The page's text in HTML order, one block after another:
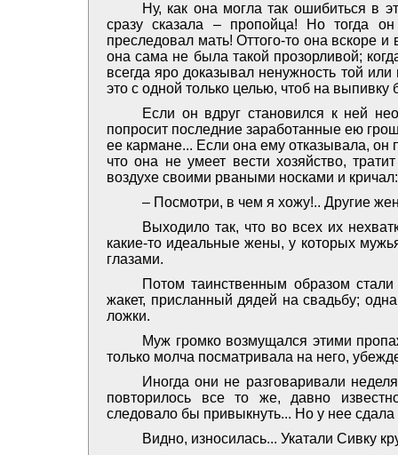
Ну, как она могла так ошибиться в
сразу сказала – пропойца! Но тогда
преследовал мать! Оттого-то она вскоре
она сама не была такой прозорливой;
всегда яро доказывал ненужность той
это с одной только целью, чтоб на выпивку
Если он вдруг становился к ней
попросит последние заработанные ею
ее кармане... Если она ему отказывала, он
что она не умеет вести хозяйство,
воздухе своими рваными носками и кричал:
– Посмотри, в чем я хожу!.. Другие
Выходило так, что во всех их
какие-то идеальные жены, у которых
глазами.
Потом таинственным образом
жакет, присланный дядей на свадьбу;
ложки.
Муж громко возмущался этими
только молча посматривала на него,
Иногда они не разговаривали
повторилось все то же, давно
следовало бы привыкнуть... Но у нее
Видно, износилась... Укатали Сивку